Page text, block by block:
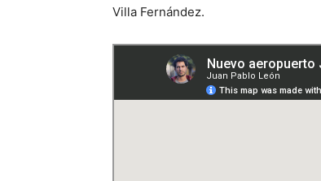
Villa Fernández.